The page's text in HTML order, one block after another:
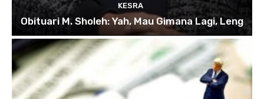
KESRA
Obituari M. Sholeh: Yah, Mau Gimana Lagi, Leng